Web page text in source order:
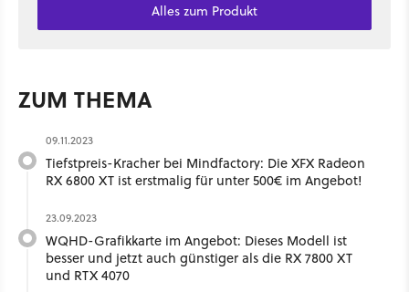
Alles zum Produkt
ZUM THEMA
09.11.2023
Tiefstpreis-Kracher bei Mindfactory: Die XFX Radeon
RX 6800 XT ist erstmalig für unter 500€ im Angebot!
23.09.2023
WQHD-Grafikkarte im Angebot: Dieses Modell ist
besser und jetzt auch günstiger als die RX 7800 XT
und RTX 4070